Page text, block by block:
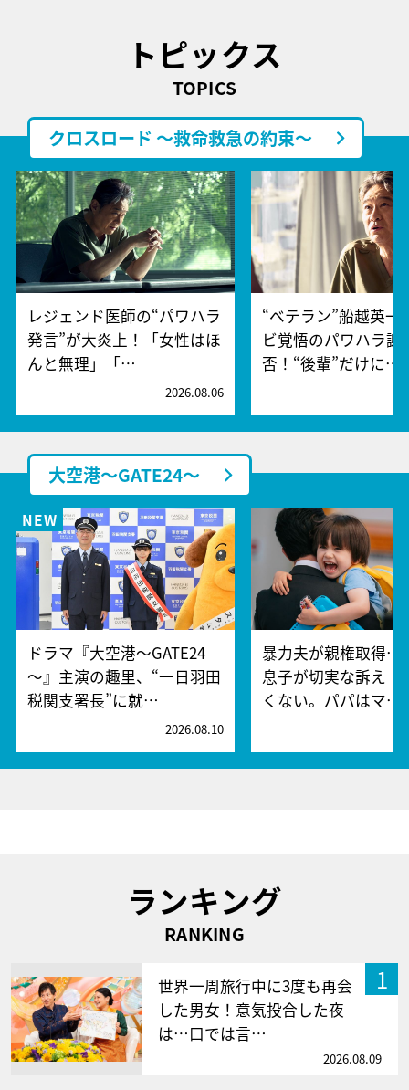
トピックス
TOPICS
クロスロード ～救命救急の約束～
レジェンド医師の“パワハラ
発言”が大炎上！「女性はほ
んと無理」「…
2026.08.06
“ベテラン”船越英一
ビ覚悟のパワハラ謝
否！“後輩”だけに…
大空港～GATE24～
ドラマ『大空港～GATE24
～』主演の趣里、“一日羽田
税関支署長”に就…
2026.08.10
暴力夫が親権取得…
息子が切実な訴え「
くない。パパはマ…
ランキング
RANKING
1
世界一周旅行中に3度も再会
した男女！意気投合した夜
は…口では言…
2026.08.09